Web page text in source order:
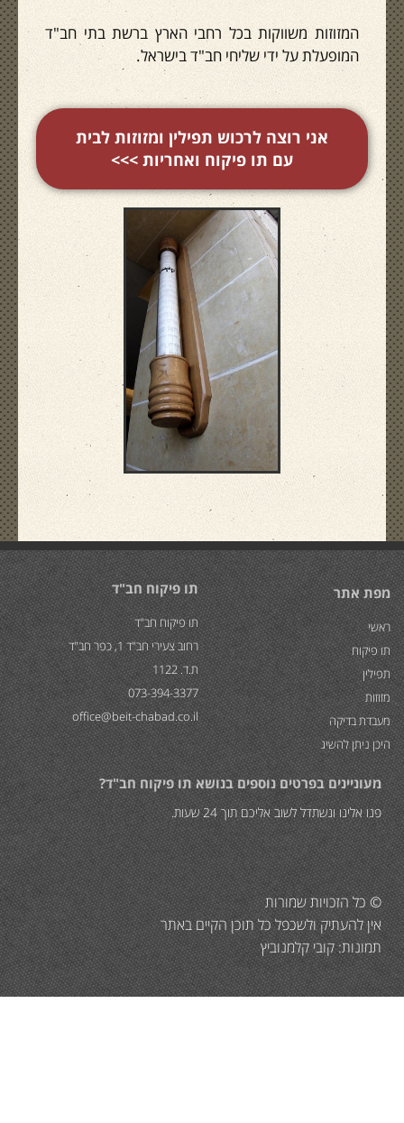
המזוזות משווקות בכל רחבי הארץ ברשת בתי חב"ד
המופעלת על ידי שליחי חב"ד בישראל.
אני רוצה לרכוש תפילין ומזוזות לבית
עם תו פיקוח ואחריות >>>
מפת אתר
ראשי
תו פיקוח
תפילין
מזוזות
מעבדת בדיקה
היכן ניתן להשיג
תו פיקוח חב"ד
תו פיקוח חב"ד
רחוב צעירי חב"ד 1, כפר חב"ד
ת.ד. 1122
073-394-3377
office@beit-chabad.co.il
מעוניינים בפרטים נוספים בנושא תו פיקוח חב"ד?
פנו אלינו ונשתדל לשוב אליכם תוך 24 שעות.
© כל הזכויות שמורות
אין להעתיק ולשכפל כל תוכן הקיים באתר
תמונות: קובי קלמנוביץ